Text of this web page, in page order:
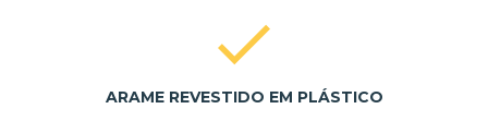
ARAME REVESTIDO EM PLÁSTICO